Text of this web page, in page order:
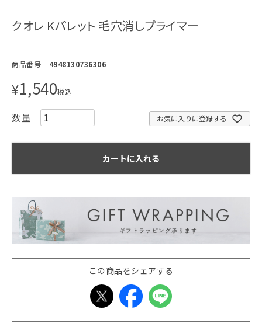
クオレ Kパレット 毛穴消しプライマー
商品番号 4948130736306
¥1,540税込
お気に入りに登録する
カートに入れる
この商品をシェアする